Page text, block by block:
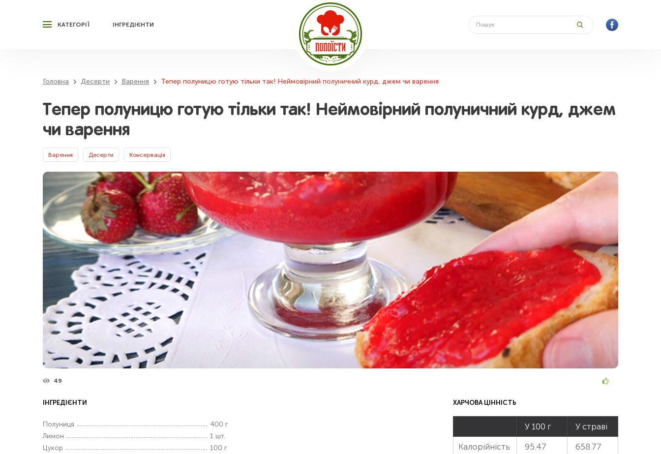
КАТЕГОРІЇ ІНГРЕДІЄНТИ
Головна Десерти Варення Тепер полуницю готую тільки так! Неймовірний полуничний курд, джем чи варення
Тепер полуницю готую тільки так! Неймовірний полуничний курд, джем
чи варення
Варення Десерти Консервація
49
ІНГРЕДІЄНТИ
Полуниця
400 г
Лимон
1 шт.
Цукор
100 г
ХАРЧОВА ЦІННІСТЬ
У 100 г У страві
Калорійність 95.47 658.77